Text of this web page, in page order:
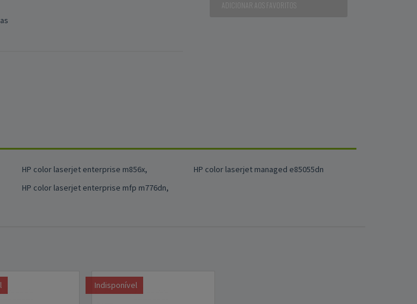
ADICIONAR AOS FAVORITOS
HP color laserjet enterprise m856x,
HP color laserjet enterprise mfp m776dn,
HP color laserjet managed e85055dn
Indisponível